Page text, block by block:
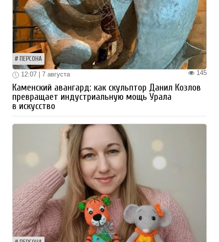
ПЕРСОНА
145
12:07 | 7 августа
Каменский авангард: как скульптор Данил Козлов
превращает индустриальную мощь Урала
в искусство